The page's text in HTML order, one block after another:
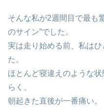
そんな私が2週間目で最も
のサイン”でした。
実は走り始める前、私は
た。
ほとんど寝違えのような
らく、
朝起きた直後が一番痛い。